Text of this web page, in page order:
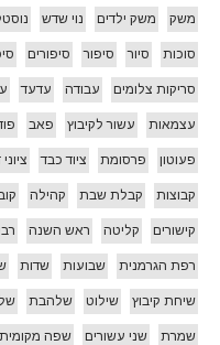
משק משק ילדים נוי שדש
סוכות סיור סיפור סיפורים
סריקות צלומים עבודה עדעד
עצמאות עשור לקיבוץ פאב
פעוטון פרסומת ציוד כבד
קבוצות קבלת שבת קהילה
קישורים קליטה ראש השנה
רפת הגרמנית שבועות שדות
שיחת קיבוץ שילוט שלהבת
שמרת שני עשורים שפה מקומית